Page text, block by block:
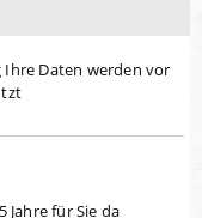
Ihre Daten werden vor
Jahre für Sie da